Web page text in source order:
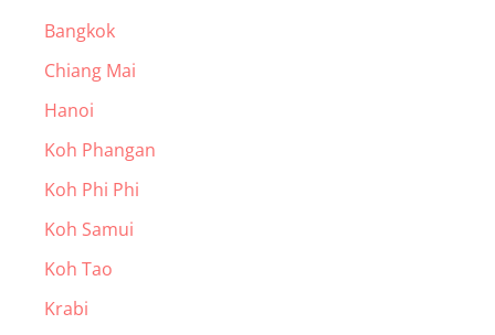
Bangkok
Chiang Mai
Hanoi
Koh Phangan
Koh Phi Phi
Koh Samui
Koh Tao
Krabi